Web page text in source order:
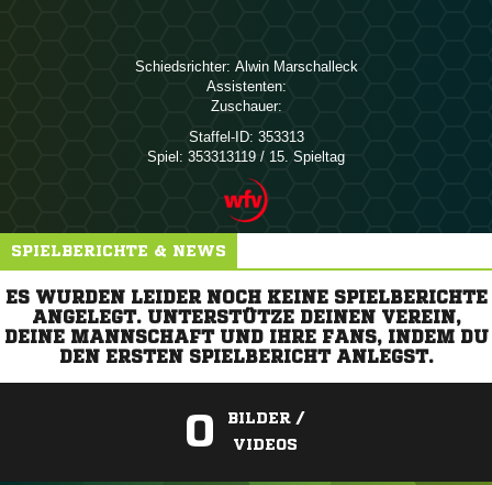
Schiedsrichter:  
Assistenten:
Zuschauer:
Staffel-ID: 353313
Spiel: 353313119 / 15. Spieltag
SPIELBERICHTE & NEWS
ES WURDEN LEIDER NOCH KEINE SPIELBERICHTE
ANGELEGT. UNTERSTÜTZE DEINEN VEREIN,
DEINE MANNSCHAFT UND IHRE FANS, INDEM DU
DEN ERSTEN SPIELBERICHT ANLEGST.
0
BILDER /
VIDEOS